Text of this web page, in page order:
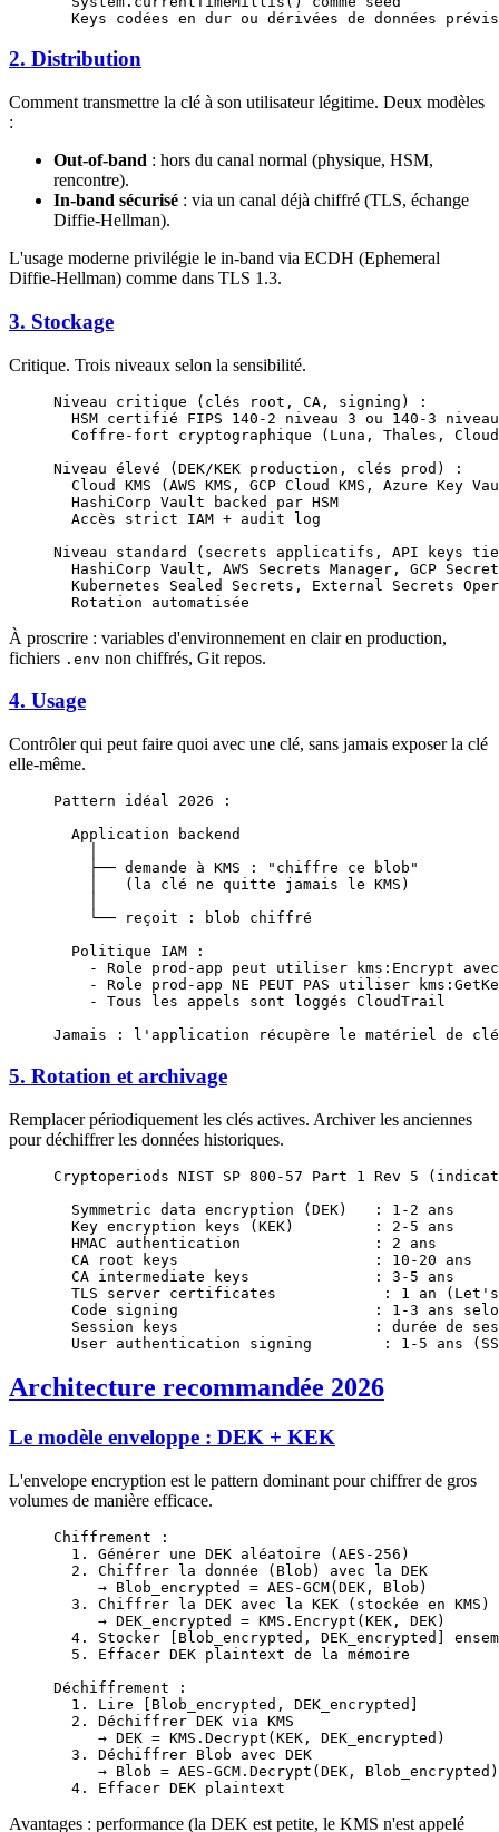
Keys codées en dur ou dérivées de données
2. Distribution
Comment transmettre la clé à son utilisateur légitime. Deux modèles
:
Out-of-band : hors du canal normal (physique, HSM,
rencontre).
In-band sécurisé : via un canal déjà chiffré (TLS, échange
Diffie-Hellman).
L'usage moderne privilégie le in-band via ECDH (Ephemeral
Diffie-Hellman) comme dans TLS 1.3.
3. Stockage
Critique. Trois niveaux selon la sensibilité.
Niveau critique (clés root, CA, signing) :
HSM certifié FIPS 140-2 niveau 3 ou 140-3
Coffre-fort cryptographique (Luna, Thales,
Niveau élevé (DEK/KEK production, clés prod) :
Cloud KMS (AWS KMS, GCP Cloud KMS, Azure Key
  HashiCorp Vault backed par HSM
  Accès strict IAM + audit log
Niveau standard (secrets applicatifs, API keys
HashiCorp Vault, AWS Secrets Manager, GCP
Kubernetes Sealed Secrets, External Secrets
  Rotation automatisée
À proscrire : variables d'environnement en clair en production,
fichiers .env non chiffrés, Git repos.
4. Usage
Contrôler qui peut faire quoi avec une clé, sans jamais exposer la clé
elle-même.
Pattern idéal 2026 :
  Application backend
    ├── demande à KMS : "chiffre ce blob"
    │   (la clé ne quitte jamais le KMS)
    └── reçoit : blob chiffré
  Politique IAM :
- Role prod-app peut utiliser kms:Encrypt
- Role prod-app NE PEUT PAS utiliser
    - Tous les appels sont loggés CloudTrail
Jamais : l'application récupère le matériel de
5. Rotation et archivage
Remplacer périodiquement les clés actives. Archiver les anciennes
pour déchiffrer les données historiques.
Cryptoperiods NIST SP 800-57 Part 1 Rev 5
  Symmetric data encryption (DEK)   : 1-2 ans
  Key encryption keys (KEK)         : 2-5 ans
  HMAC authentication               : 2 ans
  CA root keys                      : 10-20 ans
  CA intermediate keys              : 3-5 ans
TLS server certificates            : 1 an
Code signing                      : 1-3 ans
Session keys                      : durée de
User authentication signing        : 1-5 ans
Architecture recommandée 2026
Le modèle enveloppe : DEK + KEK
L'envelope encryption est le pattern dominant pour chiffrer de gros
volumes de manière efficace.
Chiffrement :
  1. Générer une DEK aléatoire (AES-256)
  2. Chiffrer la donnée (Blob) avec la DEK
     → Blob_encrypted = AES-GCM(DEK, Blob)
  3. Chiffrer la DEK avec la KEK (stockée en KMS)
     → DEK_encrypted = KMS.Encrypt(KEK, DEK)
4. Stocker [Blob_encrypted, DEK_encrypted]
  5. Effacer DEK plaintext de la mémoire
Déchiffrement :
  1. Lire [Blob_encrypted, DEK_encrypted]
  2. Déchiffrer DEK via KMS
     → DEK = KMS.Decrypt(KEK, DEK_encrypted)
  3. Déchiffrer Blob avec DEK
     → Blob = AES-GCM.Decrypt(DEK, Blob_encrypted)
  4. Effacer DEK plaintext
Avantages : performance (la DEK est petite, le KMS n'est appelé